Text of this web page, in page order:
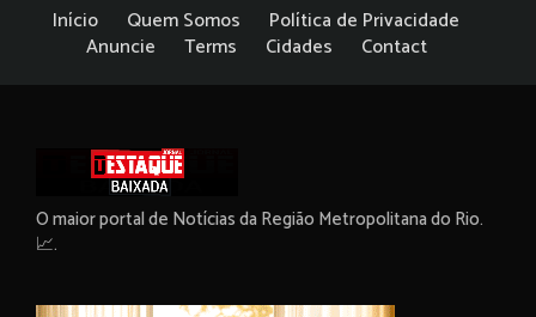
Início Quem Somos
Política de Privacidade
Anuncie
Terms Cidades Contact
O maior portal de Notícias da Região Metropolitana do Rio.
📈.